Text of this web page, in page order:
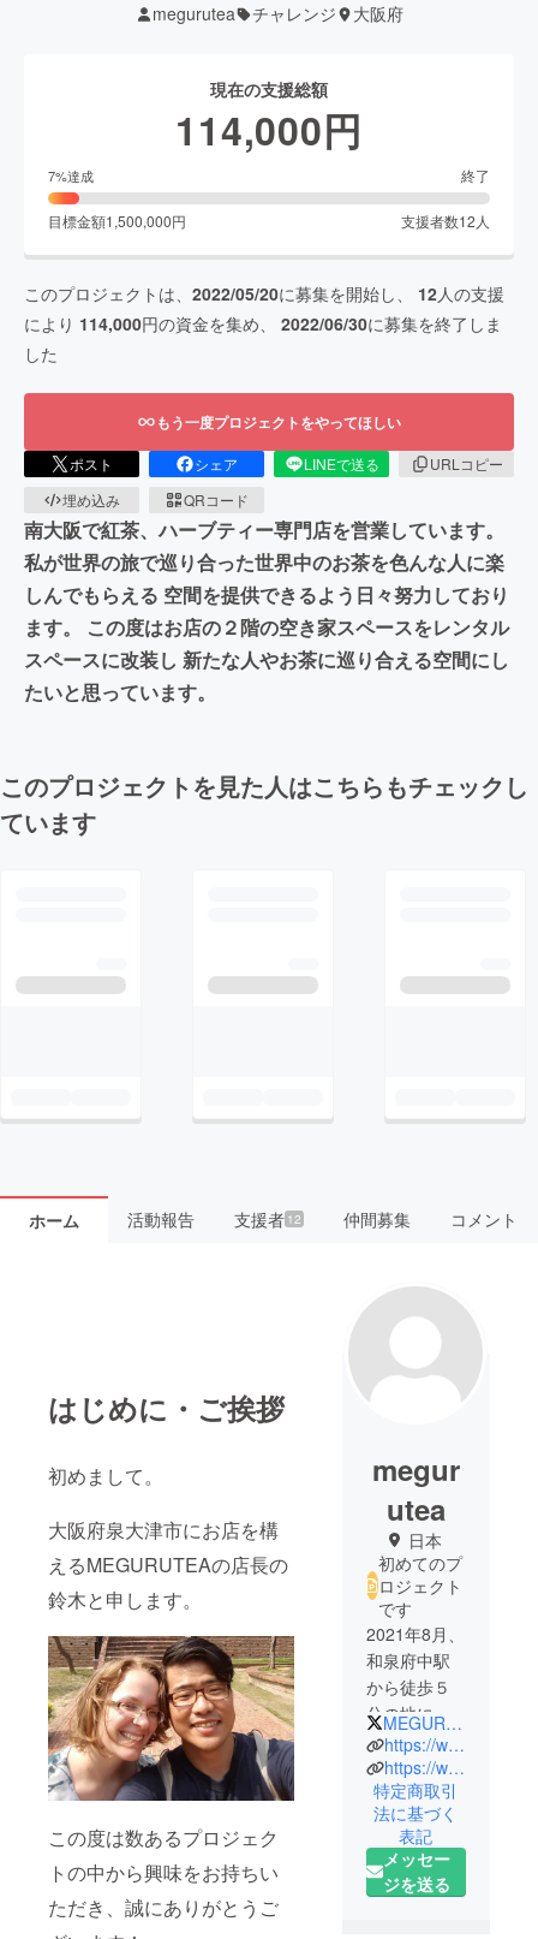
megurutea チャレンジ 大阪府
現在の支援総額
114,000円
7%達成 終了
目標金額1,500,000円 支援者数12 人
このプロジェクトは、 2022/05/20に募集を開始し、 12人の支援
により 114,000円の資金を集め、 2022/06/30に募集を終了しま
した
もう一度プロジェクトをやってほしい
ポスト シェア LINEで送る
URLコピー
埋め込み
QRコード
南大阪で紅茶、ハーブティー専門店を営業しています。
私が世界の旅で巡り合った世界中のお茶を色んな人に楽
しんでもらえる 空間を提供できるよう日々努力しており
ます。 この度はお店の２階の空き家スペースをレンタル
スペースに改装し 新たな人やお茶に巡り合える空間にし
たいと思っています。
このプロジェクトを見た人はこちらもチェックし
ています
ホーム 活動報告 支援者 12 仲間募集 コメント
はじめに・ご挨拶
初めまして。
大阪府泉大津市にお店を構
えるMEGURUTEAの店長の
鈴木と申します。
この度は数あるプロジェク
トの中から興味をお持ちい
ただき、誠にありがとうご
megur
utea
日本
初めてのプ
ロジェクト
です
2021年8月、
和泉府中駅
から徒歩５
分の地に
オープンし
たティー
ショップ。
海外から集
めた40種類
以上の
ティーを用
MEGURU_TEA
https://www.megurutea.com/
https://www.instagram.com/meguru.tea/
特定商取引
法に基づく
表記
メッセー
ジを送る